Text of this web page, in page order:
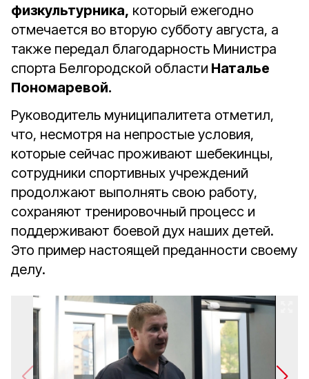
физкультурника, который ежегодно
отмечается во вторую субботу августа, а
также передал благодарность Министра
спорта Белгородской области Наталье
Пономаревой.
Руководитель муниципалитета отметил,
что, несмотря на непростые условия,
которые сейчас проживают шебекинцы,
сотрудники спортивных учреждений
продолжают выполнять свою работу,
сохраняют тренировочный процесс и
поддерживают боевой дух наших детей.
Это пример настоящей преданности своему
делу.